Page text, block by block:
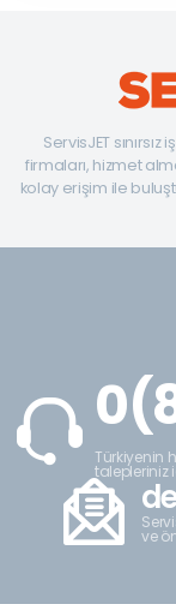
ServisJET
firmaları, hizmet
kolay erişim ile
Türkiyenin
talepleriniz
ve